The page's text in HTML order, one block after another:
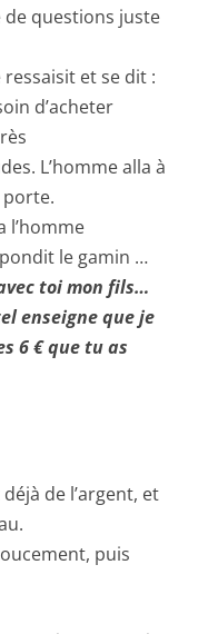
de questions juste
et se dit :
d’acheter
L’homme alla à
l’homme
le gamin …
toi mon fils…
enseigne que je
6 € que tu as
de l’argent, et
puis